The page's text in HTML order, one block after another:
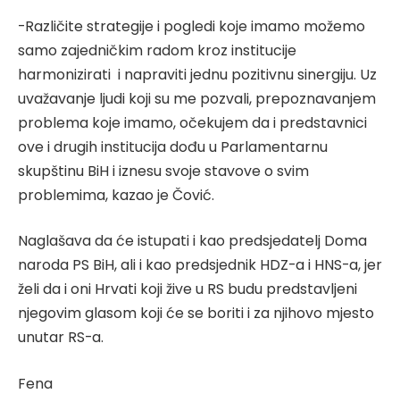
-Različite strategije i pogledi koje imamo možemo
samo zajedničkim radom kroz institucije
harmonizirati i napraviti jednu pozitivnu sinergiju. Uz
uvažavanje ljudi koji su me pozvali, prepoznavanjem
problema koje imamo, očekujem da i predstavnici
ove i drugih institucija dođu u Parlamentarnu
skupštinu BiH i iznesu svoje stavove o svim
problemima, kazao je Čović.
Naglašava da će istupati i kao predsjedatelj Doma
naroda PS BiH, ali i kao predsjednik HDZ-a i HNS-a, jer
želi da i oni Hrvati koji žive u RS budu predstavljeni
njegovim glasom koji će se boriti i za njihovo mjesto
unutar RS-a.
Fena